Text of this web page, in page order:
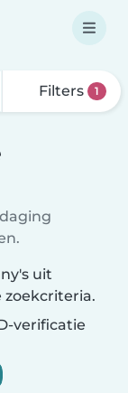
Filters 1
uit
zoekcriteria.
verificatie